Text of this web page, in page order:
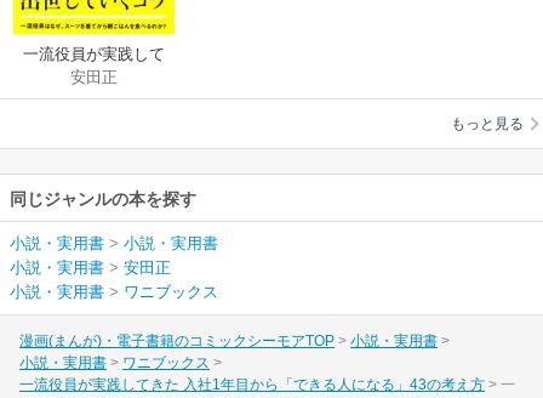
一流役員が実践して
きた 入社1年目から
「できる人になる」
安田正
もっと見る
同じジャンルの本を探す
小説・実用書 > 小説・実用書
小説・実用書 > 安田正
小説・実用書 > ワニブックス
漫画(まんが)・電子書籍のコミックシーモアTOP
小説・実用書
小説・実用書
ワニブックス
一流役員が実践してきた 入社1年目から「できる人になる」43の考え方
一